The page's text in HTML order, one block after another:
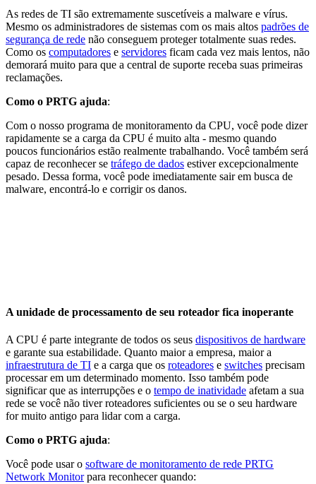
As redes de TI são extremamente suscetíveis a malware e vírus.
Mesmo os administradores de sistemas com os mais altos padrões de
segurança de rede não conseguem proteger totalmente suas redes.
Como os computadores e servidores ficam cada vez mais lentos, não
demorará muito para que a central de suporte receba suas primeiras
reclamações.
Como o PRTG ajuda:
Com o nosso programa de monitoramento da CPU, você pode dizer
rapidamente se a carga da CPU é muito alta - mesmo quando
poucos funcionários estão realmente trabalhando. Você também será
capaz de reconhecer se tráfego de dados estiver excepcionalmente
pesado. Dessa forma, você pode imediatamente sair em busca de
malware, encontrá-lo e corrigir os danos.
A unidade de processamento de seu roteador fica inoperante
A CPU é parte integrante de todos os seus dispositivos de hardware
e garante sua estabilidade. Quanto maior a empresa, maior a
infraestrutura de TI e a carga que os roteadores e switches precisam
processar em um determinado momento. Isso também pode
significar que as interrupções e o tempo de inatividade afetam a sua
rede se você não tiver roteadores suficientes ou se o seu hardware
for muito antigo para lidar com a carga.
Como o PRTG ajuda:
Você pode usar o software de monitoramento de rede PRTG
Network Monitorpara reconhecer quando: